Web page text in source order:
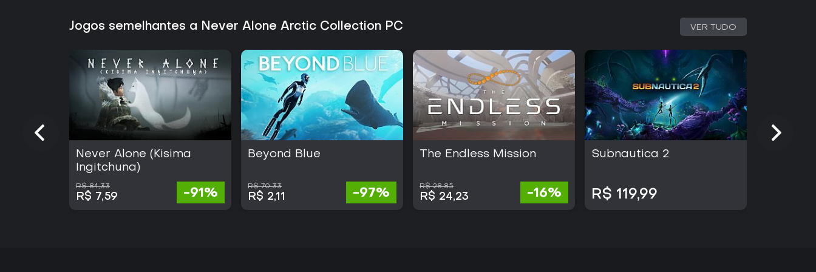
Jogos semelhantes a Never Alone Arctic Collection PC VER TUDO
Never Alone (Kisima
Ingitchuna)
R$ 84,33
R$ 7,59 -91%
Beyond Blue
R$ 70,33
R$ 2,11 -97%
The Endless Mission
R$ 28,85
R$ 24,23 -16%
Subnautica 2
R$ 119,99